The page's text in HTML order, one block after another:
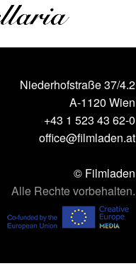
Niederhofstraße 37/4.2
A-1120 Wien
+43 1 523 43 62-0
office@filmladen.at
© Filmladen
Alle Rechte vorbehalten.